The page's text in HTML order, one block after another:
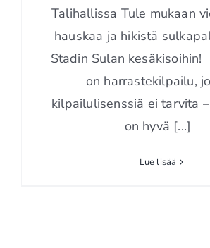
Talihallissa Tule mukaan
hauskaa ja hikistä
Stadin Sulan kesäkisoihin!
on harrastekilpailu,
kilpailulisenssiä ei tarvita
on hyvä [...]
Lue lisää